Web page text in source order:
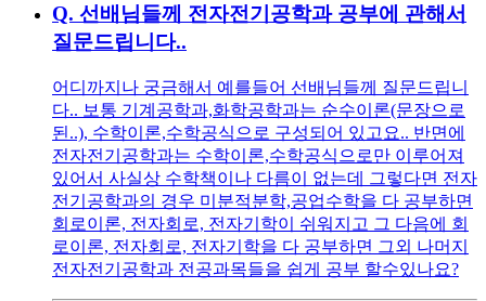
Q. 선배님들께 전자전기공학과 공부에 관해서
질문드립니다..
어디까지나 궁금해서 예를들어 선배님들께 질문드립니
다.. 보통 기계공학과,화학공학과는 순수이론(문장으로
된..), 수학이론,수학공식으로 구성되어 있고요.. 반면에
전자전기공학과는 수학이론,수학공식으로만 이루어져
있어서 사실상 수학책이나 다름이 없는데 그렇다면 전자
전기공학과의 경우 미분적분학,공업수학을 다 공부하면
회로이론, 전자회로, 전자기학이 쉬워지고 그 다음에 회
로이론, 전자회로, 전자기학을 다 공부하면 그외 나머지
전자전기공학과 전공과목들을 쉽게 공부 할수있나요?